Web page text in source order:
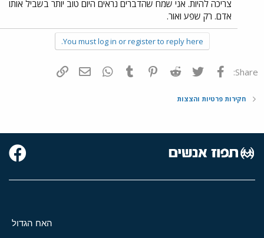
צריכה להיות. אני שמח שהדברים נראים היום טוב יותר בשביל אותו
אדם. רק שפע ואור.
You must log in or register to reply here.
Share: פייסבוק Twitter
Reddit
Pinterest
Tumblr
WhatsAppדואר אלקטרוני
חקירות פרטיות והצצות
האח הגדול